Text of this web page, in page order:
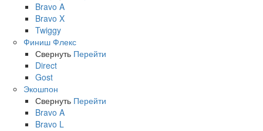
Bravo A
Bravo X
Twiggy
Финиш Флекс
Свернуть Перейти
Direct
Gost
Экошпон
Свернуть Перейти
Bravo A
Bravo L